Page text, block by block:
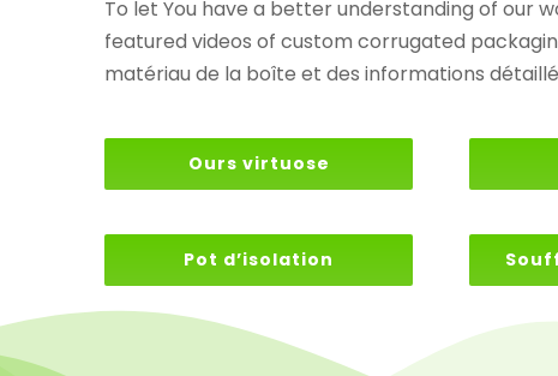
To let You have a better understanding of our
featured videos of custom corrugated
matériau de la boîte et des informations
Ours virtuose
Pot d’isolation